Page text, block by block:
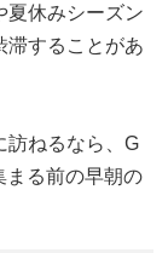
夏休みシーズン
滞することがあ
訪ねるなら、G
まる前の早朝の